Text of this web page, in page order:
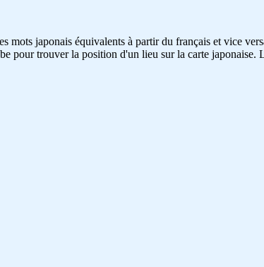
mots japonais équivalents à partir du français et vice
pour trouver la position d'un lieu sur la carte japonaise.